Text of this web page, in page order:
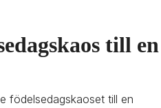
till en
födelsedagskaoset till en